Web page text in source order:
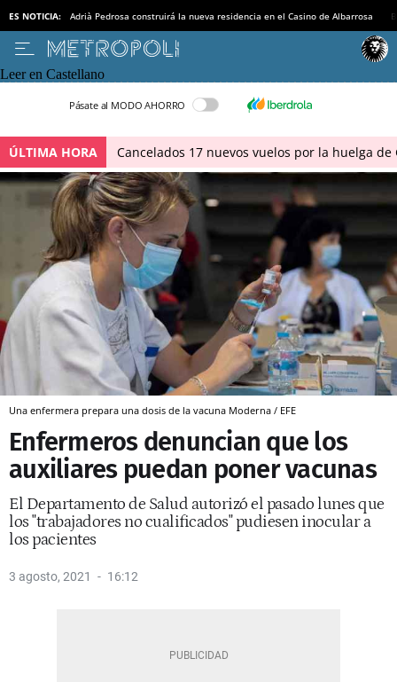
ES NOTICIA: Adrià Pedrosa construirá la nueva residencia en el Casino de Albarrosa
Leer en Castellano
Pásate al MODO AHORRO
ÚLTIMA HORA Cancelados 17 nuevos vuelos por la huelga
Una enfermera prepara una dosis de la vacuna Moderna / EFE
Enfermeros denuncian que los
auxiliares puedan poner vacunas
El Departamento de Salud autorizó el pasado lunes que
los "trabajadores no cualificados" pudiesen inocular a
los pacientes
3 agosto, 2021 16:12